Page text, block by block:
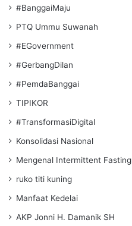
#BanggaiMaju
PTQ Ummu Suwanah
#EGovernment
#GerbangDilan
#PemdaBanggai
TIPIKOR
#TransformasiDigital
Konsolidasi Nasional
Mengenal Intermittent Fasting
ruko titi kuning
Manfaat Kedelai
AKP Jonni H. Damanik SH